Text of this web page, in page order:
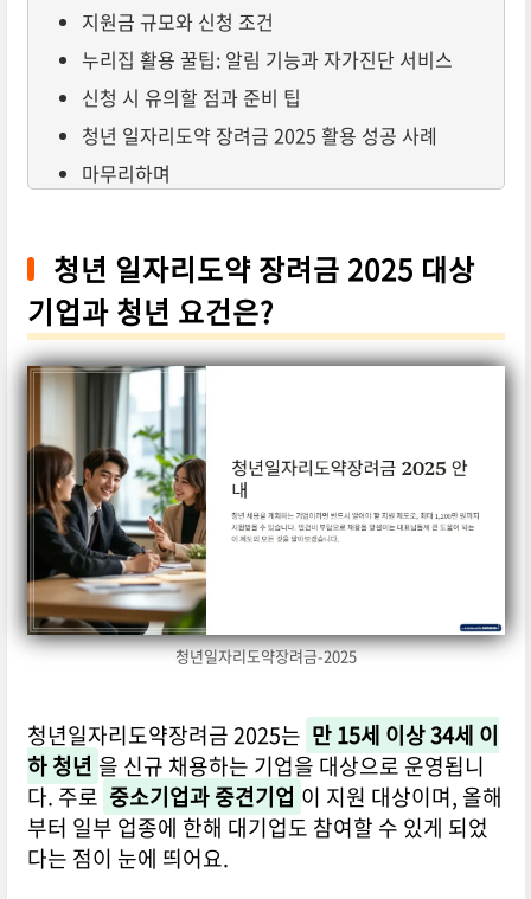
지원금 규모와 신청 조건
누리집 활용 꿀팁: 알림 기능과 자가진단 서비스
신청 시 유의할 점과 준비 팁
청년 일자리도약 장려금 2025 활용 성공 사례
마무리하며
청년 일자리도약 장려금 2025 대상
기업과 청년 요건은?
청년일자리도약장려금-2025
청년일자리도약장려금 2025는 만 15세 이상 34세 이
하 청년 을 신규 채용하는 기업을 대상으로 운영됩니
다. 주로 중소기업과 중견기업 이 지원 대상이며, 올해
부터 일부 업종에 한해 대기업도 참여할 수 있게 되었
다는 점이 눈에 띄어요.